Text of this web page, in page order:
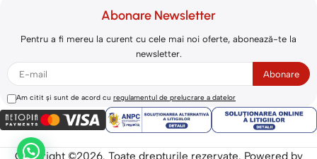
Abonare Newsletter
Pentru a fi mereu la curent cu cele mai noi oferte, abonează-te la
newsletter.
Am citit și sunt de acord cu regulamentul de prelucrare a datelor
Copyright ©2026. Toate drepturile rezervate. Powered by